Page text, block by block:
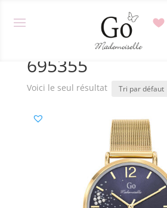
/ Produit Référence / 695355
695355
Voici le seul résultat